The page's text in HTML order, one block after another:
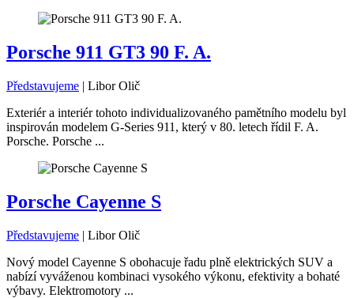
Porsche 911 GT3 90 F. A.
Představujeme | Libor Olič
Exteriér a interiér tohoto individualizovaného pamětního modelu byl
inspirován modelem G-Series 911, který v 80. letech řídil F. A.
Porsche. Porsche ...
Porsche Cayenne S
Představujeme | Libor Olič
Nový model Cayenne S obohacuje řadu plně elektrických SUV a
nabízí vyváženou kombinaci vysokého výkonu, efektivity a bohaté
výbavy. Elektromotory ...